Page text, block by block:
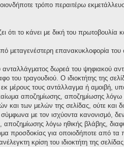
τρόπο περαιτέρω
το κάνει με δική του πρωτοβουλία
μεταγενέστερη επανακυκλοφορία
δωρεά του ψηφιακού
του τραγουδιού. Ο ιδιοκτήτης της
μέρους τους αντάλλαγμα ή αμοιβή,
αποζημίωσης, αποζημίωσης
και των μελών της σελίδας, ούτε και
με τον ισχύοντα κανονισμό,
αποζημίωσης λόγω ηθικής βλάβης,
προσδοκίας για οποιοδήποτε από
κρίση του ιδιοκτήτη της σελίδας